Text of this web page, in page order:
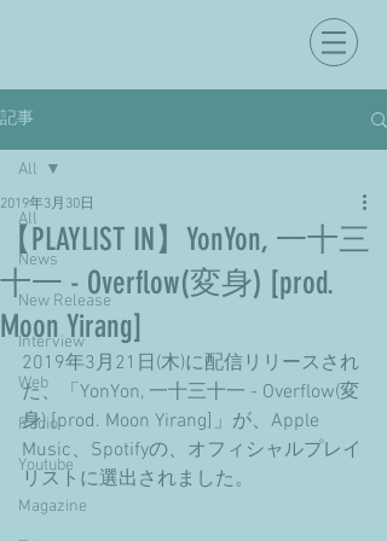
記事
All
News
New Release
Interview
Web
Radio
Youtube
Magazine
All
【PLAYLIST IN】YonYon, 一十三
十一 - Overflow(変身) [prod.
Moon Yirang]
2019年3月30日
2019年3月21日(木)に配信リリースされ
た、「YonYon, 一十三十一 - Overflow(変
身) [prod. Moon Yirang]」が、Apple
Music、Spotifyの、オフィシャルプレイ
リストに選出されました。